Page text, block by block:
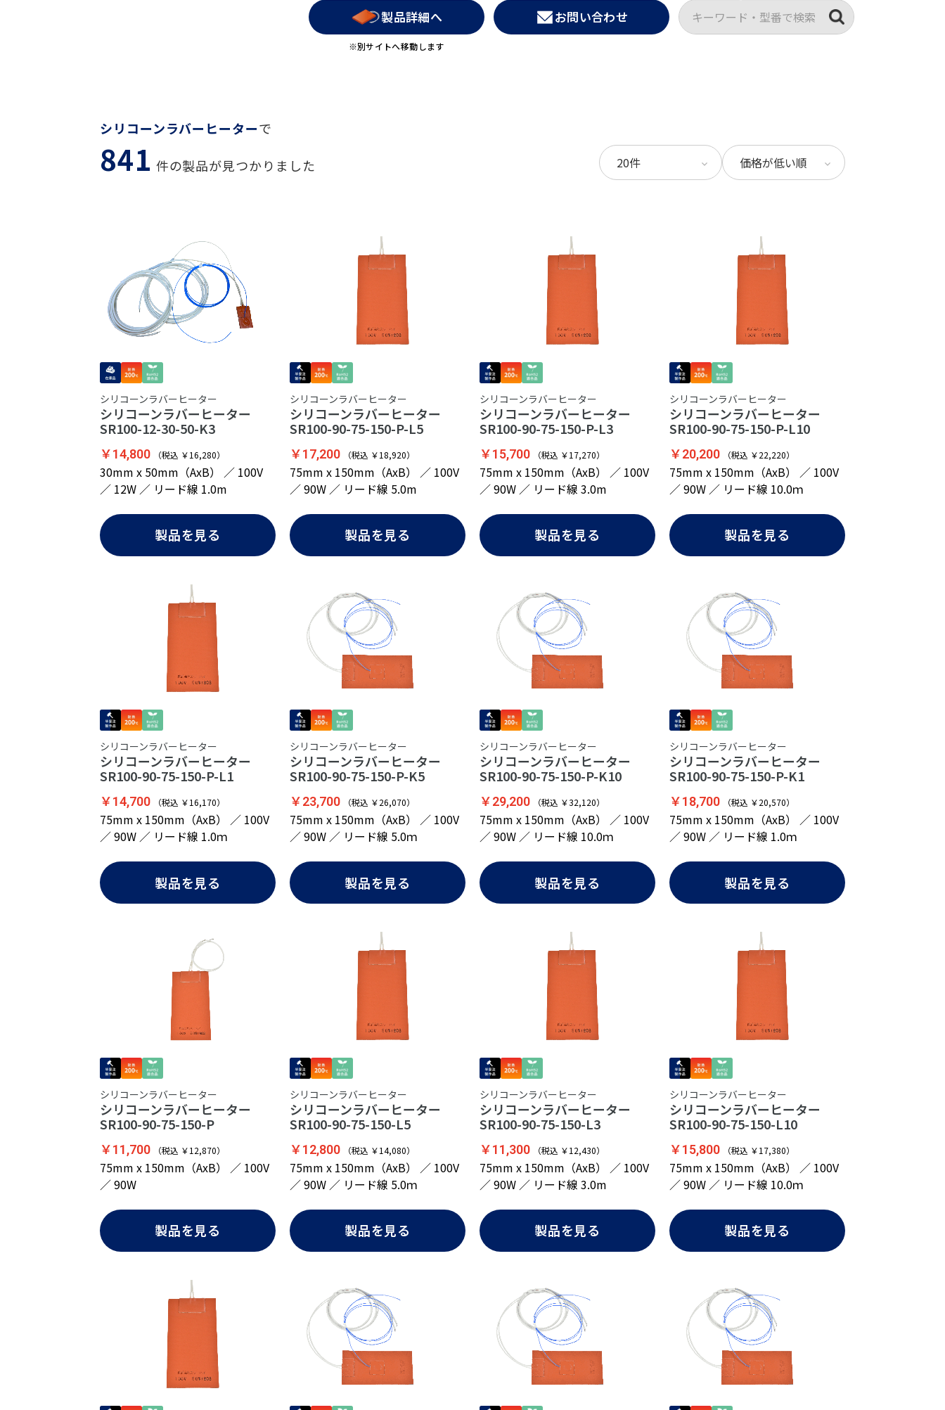
製品詳細へ
※別サイトへ移動します
お問い合わせ
シリコーンラバーヒーターで
841 件の製品が見つかりました
シリコーンラバーヒーター
シリコーンラバーヒーター
SR100-12-30-50-K3
￥14,800 （税込 ￥16,280）
30mm x 50mm（AxB） ／ 100V
／ 12W ／ リード線 1.0m
製品を見る
シリコーンラバーヒーター
シリコーンラバーヒーター
SR100-90-75-150-P-L5
￥17,200 （税込 ￥18,920）
75mm x 150mm（AxB） ／ 100V
／ 90W ／ リード線 5.0m
製品を見る
シリコーンラバーヒーター
シリコーンラバーヒーター
SR100-90-75-150-P-L3
￥15,700 （税込 ￥17,270）
75mm x 150mm（AxB） ／ 100V
／ 90W ／ リード線 3.0m
製品を見る
シリコーンラバーヒーター
シリコーンラバーヒーター
SR100-90-75-150-P-L10
￥20,200 （税込 ￥22,220）
75mm x 150mm（AxB） ／ 100V
／ 90W ／ リード線 10.0ｍ
製品を見る
シリコーンラバーヒーター
シリコーンラバーヒーター
SR100-90-75-150-P-L1
￥14,700 （税込 ￥16,170）
75mm x 150mm（AxB） ／ 100V
／ 90W ／ リード線 1.0ｍ
製品を見る
シリコーンラバーヒーター
シリコーンラバーヒーター
SR100-90-75-150-P-K5
￥23,700 （税込 ￥26,070）
75mm x 150mm（AxB） ／ 100V
／ 90W ／ リード線 5.0ｍ
製品を見る
シリコーンラバーヒーター
シリコーンラバーヒーター
SR100-90-75-150-P-K10
￥29,200 （税込 ￥32,120）
75mm x 150mm（AxB） ／ 100V
／ 90W ／ リード線 10.0ｍ
製品を見る
シリコーンラバーヒーター
シリコーンラバーヒーター
SR100-90-75-150-P-K1
￥18,700 （税込 ￥20,570）
75mm x 150mm（AxB） ／ 100V
／ 90W ／ リード線 1.0ｍ
製品を見る
シリコーンラバーヒーター
シリコーンラバーヒーター
SR100-90-75-150-P
￥11,700 （税込 ￥12,870）
75mm x 150mm（AxB） ／ 100V
／ 90W
製品を見る
シリコーンラバーヒーター
シリコーンラバーヒーター
SR100-90-75-150-L5
￥12,800 （税込 ￥14,080）
75mm x 150mm（AxB） ／ 100V
／ 90W ／ リード線 5.0ｍ
製品を見る
シリコーンラバーヒーター
シリコーンラバーヒーター
SR100-90-75-150-L3
￥11,300 （税込 ￥12,430）
75mm x 150mm（AxB） ／ 100V
／ 90W ／ リード線 3.0m
製品を見る
シリコーンラバーヒーター
シリコーンラバーヒーター
SR100-90-75-150-L10
￥15,800 （税込 ￥17,380）
75mm x 150mm（AxB） ／ 100V
／ 90W ／ リード線 10.0ｍ
製品を見る